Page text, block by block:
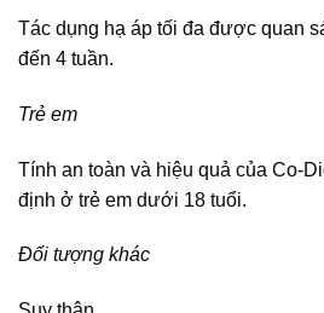
Tác dụng hạ áp tối đa được quan
đến 4 tuần.
Trẻ em
Tính an toàn và hiệu quả của Co-
định ở trẻ em dưới 18 tuổi.
Đối tượng khác